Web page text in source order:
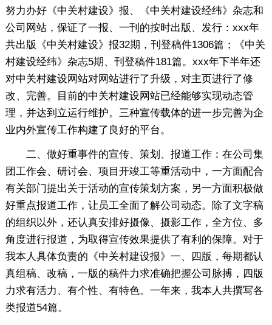
努力办好《中关村建设》报、《中关村建设经纬》杂志和
公司网站，保证了一报、一刊的按时出版、发行：xxx年
共出版《中关村建设》报32期，刊登稿件1306篇；《中关
村建设经纬》杂志5期、刊登稿件181篇。xxx年下半年还
对中关村建设网站对网站进行了升级，对主页进行了修
改、完善。目前的中关村建设网站已经能够实现动态管
理，并达到立运行维护。三种宣传载体的进一步完善为企
业内外宣传工作构建了良好的平台。
二、做好重事件的宣传、策划、报道工作：在公司集
团工作会、研讨会、项目开竣工等重活动中，一方面配合
有关部门提出关于活动的宣传策划方案，另一方面积极做
好重点报道工作，让员工全面了解公司动态。除了文字稿
的组织以外，还认真安排好摄像、摄影工作，全方位、多
角度进行报道，为取得宣传效果提供了有利的保障。对于
我本人具体负责的《中关村建设报》一、四版，每期都认
真组稿、改稿，一版的稿件力求准确把握公司脉搏，四版
力求有活力、有个性、有特色。一年来，我本人共撰写各
类报道54篇。